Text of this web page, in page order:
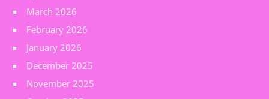
March 2026
February 2026
January 2026
December 2025
November 2025